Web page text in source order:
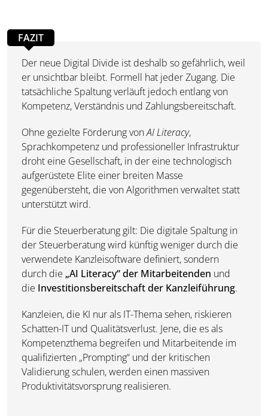
FAZIT
Der neue Digital Divide ist deshalb so gefährlich, weil
er unsichtbar bleibt. Formell hat jeder Zugang. Die
tatsächliche Spaltung verläuft jedoch entlang von
Kompetenz, Verständnis und Zahlungsbereitschaft.
Ohne gezielte Förderung vonAI Literacy,
Sprachkompetenz und professioneller Infrastruktur
droht eine Gesellschaft, in der eine technologisch
aufgerüstete Elite einer breiten Masse
gegenübersteht, die von Algorithmen verwaltet statt
unterstützt wird.
Für die Steuerberatung gilt: Die digitale Spaltung in
der Steuerberatung wird künftig weniger durch die
verwendete Kanzleisoftware definiert, sondern
durch die „AI Literacy“ der Mitarbeitenden und
die Investitionsbereitschaft der Kanzleiführung.
Kanzleien, die KI nur als IT-Thema sehen, riskieren
Schatten-IT und Qualitätsverlust. Jene, die es als
Kompetenzthema begreifen und Mitarbeitende im
qualifizierten „Prompting“ und der kritischen
Validierung schulen, werden einen massiven
Produktivitätsvorsprung realisieren.